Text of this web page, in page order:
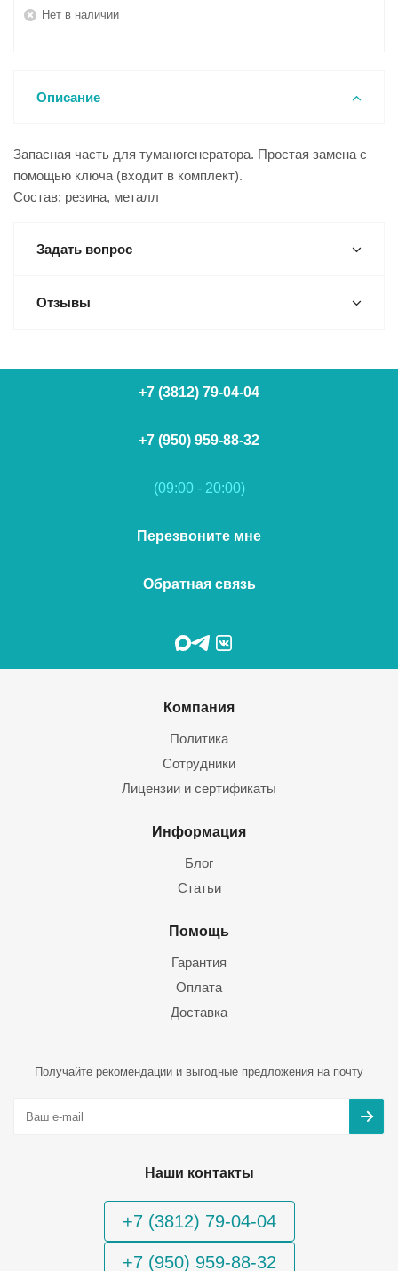
Нет в наличии
Описание
Запасная часть для туманогенератора. Простая замена с
помощью ключа (входит в комплект).
Состав: резина, металл
Задать вопрос
Отзывы
+7 (3812) 79-04-04
+7 (950) 959-88-32
(09:00 - 20:00)
Перезвоните мне
Обратная связь
Компания
Политика
Сотрудники
Лицензии и сертификаты
Информация
Блог
Статьи
Помощь
Гарантия
Оплата
Доставка
Получайте рекомендации и выгодные предложения на почту
Наши контакты
+7 (3812) 79-04-04
+7 (950) 959-88-32